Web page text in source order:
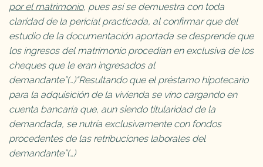
por el matrimonio, pues así se demuestra con toda
claridad de la pericial practicada, al confirmar que del
estudio de la documentación aportada se desprende que
los ingresos del matrimonio procedían en exclusiva de los
cheques que le eran ingresados al
demandante”(…)“Resultando que el préstamo hipotecario
para la adquisición de la vivienda se vino cargando en
cuenta bancaria que, aun siendo titularidad de la
demandada, se nutría exclusivamente con fondos
procedentes de las retribuciones laborales del
demandante”(…)